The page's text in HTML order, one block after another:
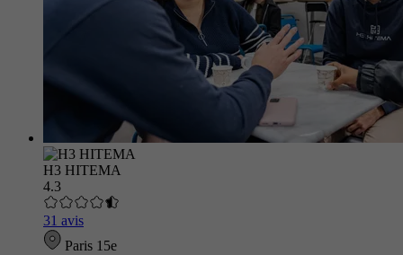
H3 HITEMA
4.3
31 avis
Paris 15e